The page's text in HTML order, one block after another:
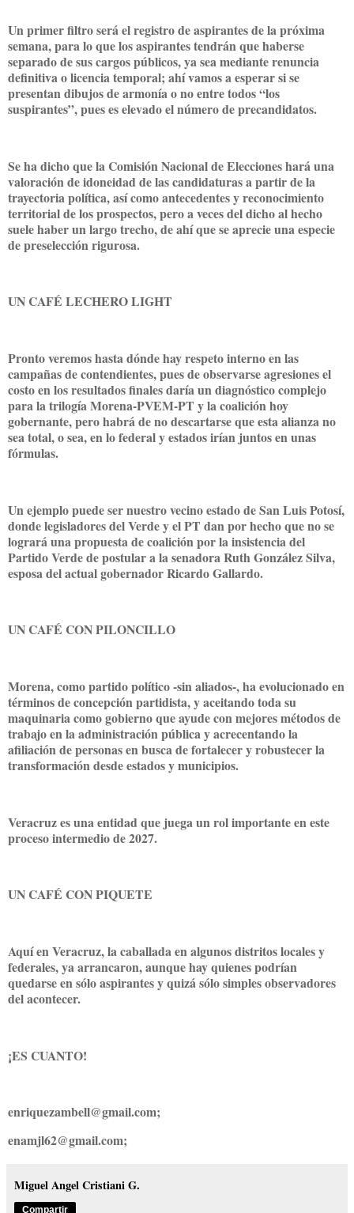
Un primer filtro será el registro de aspirantes de la próxima
semana, para lo que los aspirantes tendrán que haberse
separado de sus cargos públicos, ya sea mediante renuncia
definitiva o licencia temporal; ahí vamos a esperar si se
presentan dibujos de armonía o no entre todos “los
suspirantes”, pues es elevado el número de precandidatos.
Se ha dicho que la Comisión Nacional de Elecciones hará una
valoración de idoneidad de las candidaturas a partir de la
trayectoria política, así como antecedentes y reconocimiento
territorial de los prospectos, pero a veces del dicho al hecho
suele haber un largo trecho, de ahí que se aprecie una especie
de preselección rigurosa.
UN CAFÉ LECHERO LIGHT
Pronto veremos hasta dónde hay respeto interno en las
campañas de contendientes, pues de observarse agresiones el
costo en los resultados finales daría un diagnóstico complejo
para la trilogía Morena-PVEM-PT y la coalición hoy
gobernante, pero habrá de no descartarse que esta alianza no
sea total, o sea, en lo federal y estados irían juntos en unas
fórmulas.
Un ejemplo puede ser nuestro vecino estado de San Luis Potosí,
donde legisladores del Verde y el PT dan por hecho que no se
logrará una propuesta de coalición por la insistencia del
Partido Verde de postular a la senadora Ruth González Silva,
esposa del actual gobernador Ricardo Gallardo.
UN CAFÉ CON PILONCILLO
Morena, como partido político -sin aliados-, ha evolucionado en
términos de concepción partidista, y aceitando toda su
maquinaria como gobierno que ayude con mejores métodos de
trabajo en la administración pública y acrecentando la
afiliación de personas en busca de fortalecer y robustecer la
transformación desde estados y municipios.
Veracruz es una entidad que juega un rol importante en este
proceso intermedio de 2027.
UN CAFÉ CON PIQUETE
Aquí en Veracruz, la caballada en algunos distritos locales y
federales, ya arrancaron, aunque hay quienes podrían
quedarse en sólo aspirantes y quizá sólo simples observadores
del acontecer.
¡ES CUANTO!
enriquezambell@gmail.com;
enamjl62@gmail.com;
Miguel Angel Cristiani G.
Compartir